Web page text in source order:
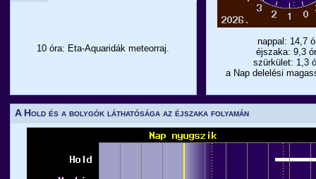
10 óra: Eta-Aquaridák meteorraj.
nappal: 14,7
éjszaka: 9,3
szürkület: 1,3
a Nap delelési
A Hold és a bolygók láthatósága az éjszaka folyamán